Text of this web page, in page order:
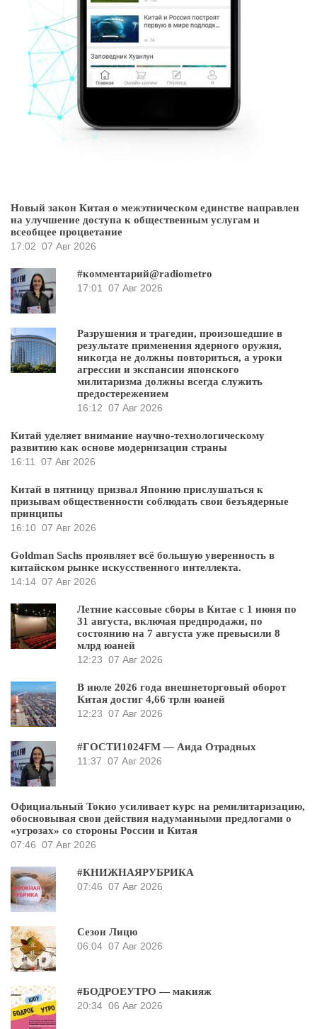
Новый закон Китая о межэтническом единстве направлен
на улучшение доступа к общественным услугам и
всеобщее процветание
17:02 07 Авг 2026
#комментарий@radiometro
17:01 07 Авг 2026
Разрушения и трагедии, произошедшие в
результате применения ядерного оружия,
никогда не должны повториться, а уроки
агрессии и экспансии японского
милитаризма должны всегда служить
предостережением
16:12 07 Авг 2026
Китай уделяет внимание научно-технологическому
развитию как основе модернизации страны
16:11 07 Авг 2026
Китай в пятницу призвал Японию прислушаться к
призывам общественности соблюдать свои безъядерные
принципы
16:10 07 Авг 2026
Goldman Sachs проявляет всё большую уверенность в
китайском рынке искусственного интеллекта.
14:14 07 Авг 2026
Летние кассовые сборы в Китае с 1 июня по
31 августа, включая предпродажи, по
состоянию на 7 августа уже превысили 8
млрд юаней
12:23 07 Авг 2026
В июле 2026 года внешнеторговый оборот
Китая достиг 4,66 трлн юаней
12:23 07 Авг 2026
#ГОСТИ1024FM — Аида Отрадных
11:37 07 Авг 2026
Официальный Токио усиливает курс на ремилитаризацию,
обосновывая свои действия надуманными предлогами о
«угрозах» со стороны России и Китая
07:46 07 Авг 2026
#КНИЖНАЯРУБРИКА
07:46 07 Авг 2026
Сезон Лицю
06:04 07 Авг 2026
#БОДРОЕУТРО — макияж
20:34 06 Авг 2026